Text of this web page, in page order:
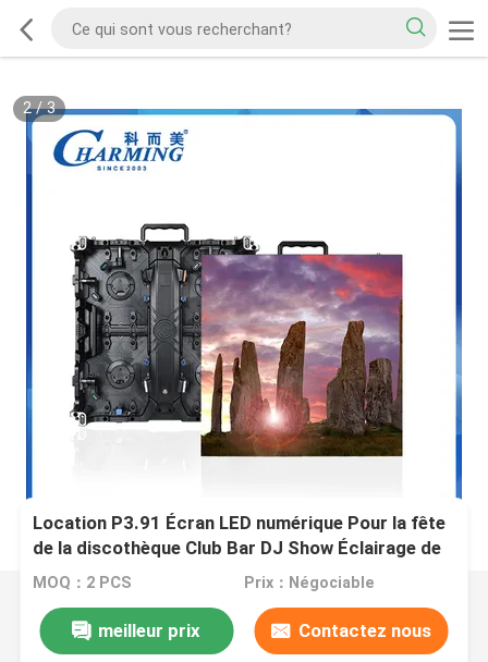
2/3
Location P3.91 Écran LED numérique Pour la fête
de la discothèque Club Bar DJ Show Éclairage de
scène 500*1000mm
MOQ：2 PCS Prix：Négociable
meilleur prix Contactez nous